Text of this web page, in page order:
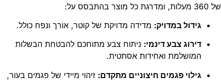
של 360 מעלות, ומדרגת כל מוצר בהתבסס על:
גידול במדויק: מדידה מדויקת של קוטר, אורך ונפח כולל.
דירוג צבע דינמי: ניתוח צבע מתוחכם להבטחת הבשלות
המושלמת ואחידות אסתטית.
גילוי פגמים חיצוניים מתקדם: זיהוי מיידי של פגמים בעור,